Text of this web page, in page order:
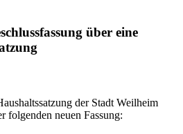
über eine
der Stadt Weilheim
folgenden neuen Fassung: